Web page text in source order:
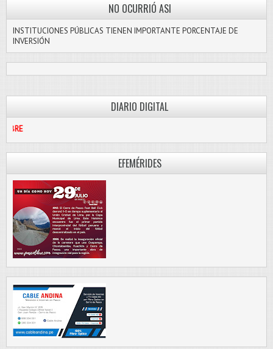
NO OCURRIÓ ASI
INSTITUCIONES PÚBLICAS TIENEN IMPORTANTE PORCENTAJE DE
INVERSIÓN
DIARIO DIGITAL
EFEMÉRIDES